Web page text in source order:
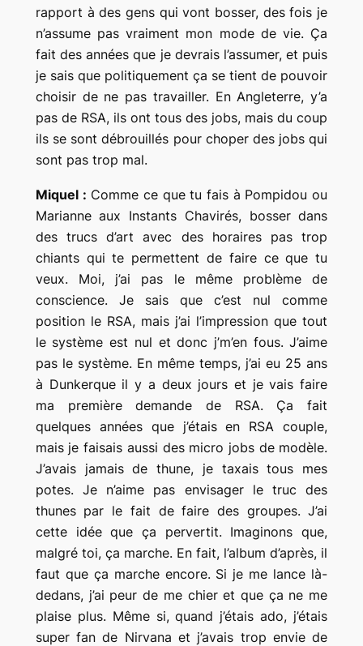
rapport à des gens qui vont bosser, des fois je
n’assume pas vraiment mon mode de vie. Ça
fait des années que je devrais l’assumer, et puis
je sais que politiquement ça se tient de pouvoir
choisir de ne pas travailler. En Angleterre, y’a
pas de RSA, ils ont tous des jobs, mais du coup
ils se sont débrouillés pour choper des jobs qui
sont pas trop mal.
Miquel : Comme ce que tu fais à Pompidou ou
Marianne aux Instants Chavirés, bosser dans
des trucs d’art avec des horaires pas trop
chiants qui te permettent de faire ce que tu
veux. Moi, j’ai pas le même problème de
conscience. Je sais que c’est nul comme
position le RSA, mais j’ai l’impression que tout
le système est nul et donc j’m’en fous. J’aime
pas le système. En même temps, j’ai eu 25 ans
à Dunkerque il y a deux jours et je vais faire
ma première demande de RSA. Ça fait
quelques années que j’étais en RSA couple,
mais je faisais aussi des micro jobs de modèle.
J’avais jamais de thune, je taxais tous mes
potes. Je n’aime pas envisager le truc des
thunes par le fait de faire des groupes. J’ai
cette idée que ça pervertit. Imaginons que,
malgré toi, ça marche. En fait, l’album d’après, il
faut que ça marche encore. Si je me lance là-
dedans, j’ai peur de me chier et que ça ne me
plaise plus. Même si, quand j’étais ado, j’étais
super fan de Nirvana et j’avais trop envie de